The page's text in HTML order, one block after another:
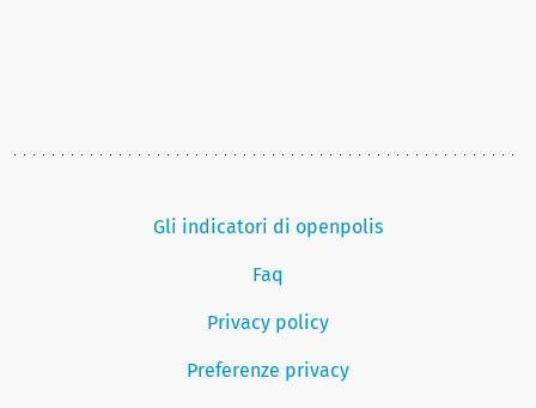
Gli indicatori di openpolis
Faq
Privacy policy
Preferenze privacy